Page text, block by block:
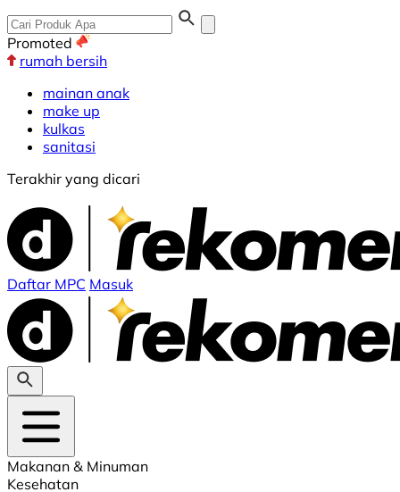
Promoted
rumah bersih
mainan anak
make up
kulkas
sanitasi
Terakhir yang dicari
Rekomendit
Daftar MPC Masuk
Makanan & Minuman
Kesehatan